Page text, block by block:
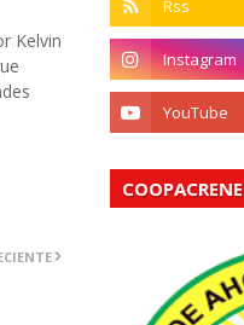
Kelvin
COOPACRENE